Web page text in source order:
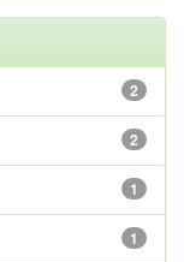
2
2
1
1